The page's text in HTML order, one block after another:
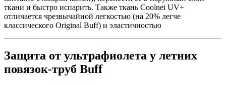
ткани и быстро испарить. Также ткань Coolnet UV+
отличается чрезвычайной легкостью (на 20% легче
классического Original Buff) и эластичностью
Защита от ультрафиолета у летних
повязок-труб Buff